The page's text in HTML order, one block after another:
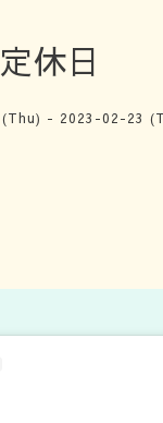
定休日
- 2023-02-23